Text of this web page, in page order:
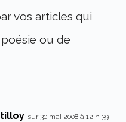
vos articles qui
ou de
sur 30 mai 2008 à 12 h 39